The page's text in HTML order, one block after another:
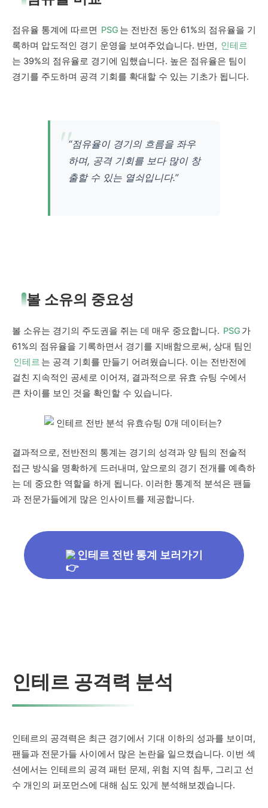
점유율 통계에 따르면 PSG 는 전반전 동안 61%의 점유율을 기
록하며 압도적인 경기 운영을 보여주었습니다. 반면, 인테르
는 39%의 점유율로 경기에 임했습니다. 높은 점유율은 팀이
경기를 주도하며 공격 기회를 확대할 수 있는 기초가 됩니다.
“점유율이 경기의 흐름을 좌우
하며, 공격 기회를 보다 많이 창
출할 수 있는 열쇠입니다.”
볼 소유의 중요성
볼 소유는 경기의 주도권을 쥐는 데 매우 중요합니다. PSG 가
61%의 점유율을 기록하면서 경기를 지배함으로써, 상대 팀인
인테르 는 공격 기회를 만들기 어려웠습니다. 이는 전반전에
걸친 지속적인 공세로 이어져, 결과적으로 유효 슈팅 수에서
큰 차이를 보인 것을 확인할 수 있습니다.
결과적으로, 전반전의 통계는 경기의 성격과 양 팀의 전술적
접근 방식을 명확하게 드러내며, 앞으로의 경기 전개를 예측하
는 데 중요한 역할을 하게 됩니다. 이러한 통계적 분석은 팬들
과 전문가들에게 많은 인사이트를 제공합니다.
인테르 전반 통계 보러가기
인테르 공격력 분석
인테르의 공격력은 최근 경기에서 기대 이하의 성과를 보이며,
팬들과 전문가들 사이에서 많은 논란을 일으켰습니다. 이번 섹
션에서는 인테르의 공격 패턴 문제, 위험 지역 침투, 그리고 선
수 개인의 퍼포먼스에 대해 심도 있게 분석해보겠습니다.